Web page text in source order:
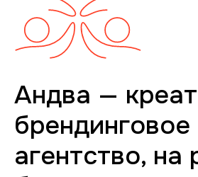
Андва —
брендинговое
агентство, на